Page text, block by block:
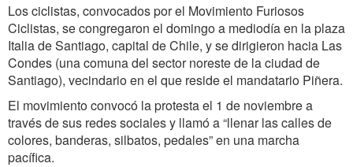
Los ciclistas, convocados por el Movimiento Furiosos
Ciclistas, se congregaron el domingo a mediodía en la plaza
Italia de Santiago, capital de Chile, y se dirigieron hacia Las
Condes (una comuna del sector noreste de la ciudad de
Santiago), vecindario en el que reside el mandatario Piñera.
El movimiento convocó la protesta el 1 de noviembre a
través de sus redes sociales y llamó a “llenar las calles de
colores, banderas, silbatos, pedales” en una marcha
pacífica.